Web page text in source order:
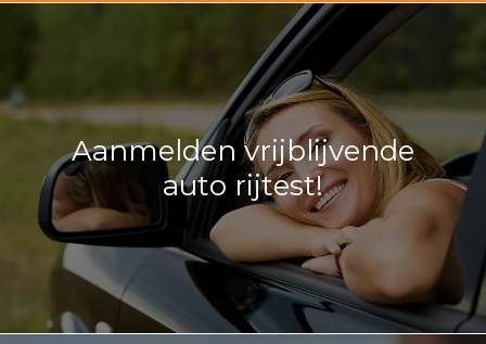
Aanmelden vrijblijvende
auto rijtest!